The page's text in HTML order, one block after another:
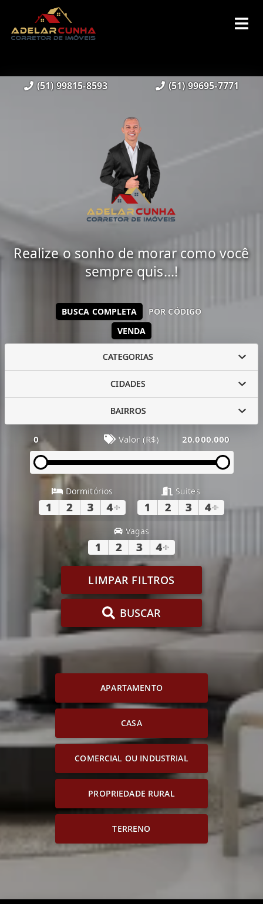
(51) 99815-8593 (51) 99695-7771
Realize o sonho de morar como você
sempre quis...!
VENDA
BUSCA COMPLETA POR CÓDIGO
CATEGORIAS
CIDADES
BAIRROS
0 Valor (R$) 20.000.000
Dormitórios
1 2 3 4+
Suítes
1 2 3 4+
Vagas
1 2 3 4+
LIMPAR FILTROS
BUSCAR
APARTAMENTO
CASA
COMERCIAL OU INDUSTRIAL
PROPRIEDADE RURAL
TERRENO